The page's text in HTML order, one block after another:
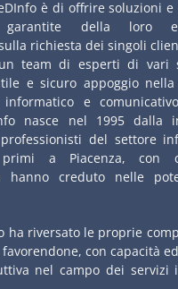
è di offrire soluzioni e
garantite della loro
richiesta dei singoli
team di esperti di vari
e sicuro appoggio nella
e
nasce nel 1995 dalla
del settore
a Piacenza, con
hanno creduto nelle
ha riversato le proprie
con capacità
nel campo dei servizi